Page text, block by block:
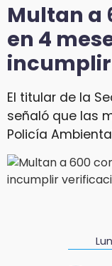
Multan a
en 4
El titular de la
señaló que las
Policía